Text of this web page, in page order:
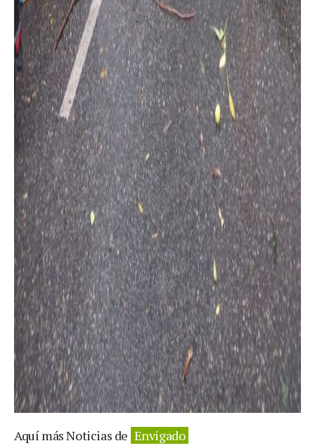
Aquí más Noticias de Envigado